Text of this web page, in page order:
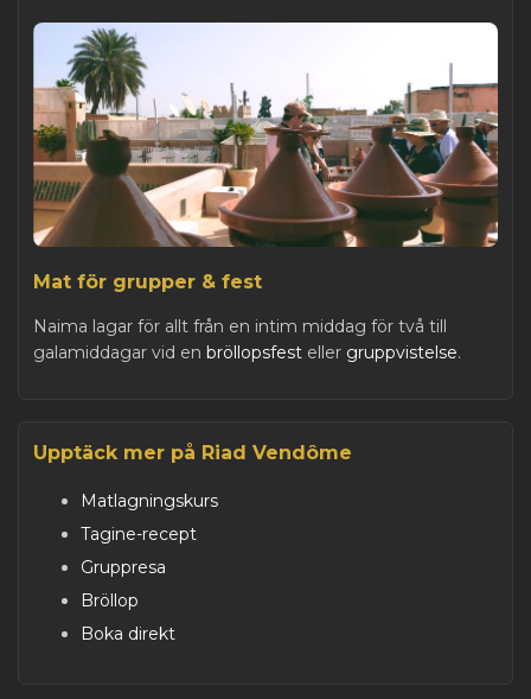
Mat för grupper & fest
Naima lagar för allt från en intim middag för två till
galamiddagar vid en bröllopsfest eller gruppvistelse.
Upptäck mer på Riad Vendôme
Matlagningskurs
Tagine-recept
Gruppresa
Bröllop
Boka direkt